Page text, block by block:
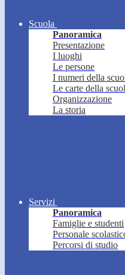
Scuola
Panoramica
Presentazione
I luoghi
Le persone
I numeri della
Le carte della
Organizzazione
La storia
Servizi
Panoramica
Famiglie e studenti
Personale
Percorsi di studio